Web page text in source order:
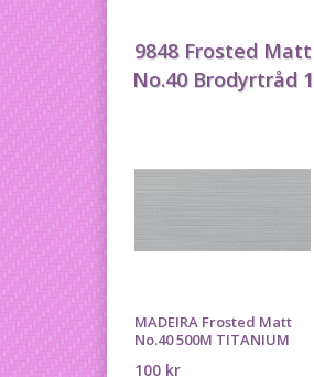
9848 Frosted Matt
No.40 Brodyrtråd 1
MADEIRA Frosted Matt
No.40 500M TITANIUM
100 kr